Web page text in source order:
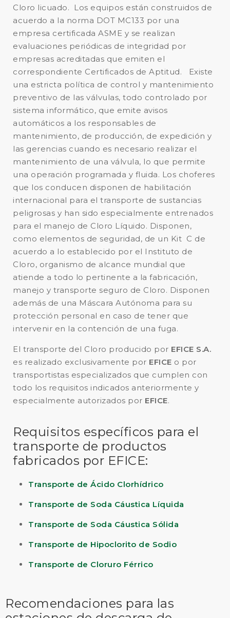
Cloro licuado. Los equipos están construidos de
acuerdo a la norma DOT MC133 por una
empresa certificada ASME y se realizan
evaluaciones periódicas de integridad por
empresas acreditadas que emiten el
correspondiente Certificados de Aptitud. Existe
una estricta política de control y mantenimiento
preventivo de las válvulas, todo controlado por
sistema informático, que emite avisos
automáticos a los responsables de
mantenimiento, de producción, de expedición y
las gerencias cuando es necesario realizar el
mantenimiento de una válvula, lo que permite
una operación programada y fluida. Los choferes
que los conducen disponen de habilitación
internacional para el transporte de sustancias
peligrosas y han sido especialmente entrenados
para el manejo de Cloro Líquido. Disponen,
como elementos de seguridad, de un Kit C de
acuerdo a lo establecido por el Instituto de
Cloro, organismo de alcance mundial que
atiende a todo lo pertinente a la fabricación,
manejo y transporte seguro de Cloro. Disponen
además de una Máscara Autónoma para su
protección personal en caso de tener que
intervenir en la contención de una fuga.
El transporte del Cloro producido por EFICE S.A.
es realizado exclusivamente por EFICE o por
transportistas especializados que cumplen con
todo los requisitos indicados anteriormente y
especialmente autorizados por EFICE.
Requisitos específicos para el
transporte de productos
fabricados por EFICE:
Transporte de Ácido Clorhídrico
Transporte de Soda Cáustica Líquida
Transporte de Soda Cáustica Sólida
Transporte de Hipoclorito de Sodio
Transporte de Cloruro Férrico
Recomendaciones para las